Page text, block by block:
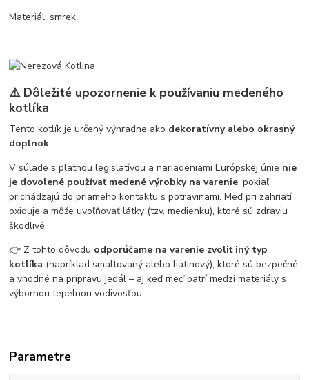
Materiál: smrek.
⚠️ Dôležité upozornenie k používaniu medeného
kotlíka
Tento kotlík je určený výhradne ako dekoratívny alebo okrasný
doplnok.
V súlade s platnou legislatívou a nariadeniami Európskej únie nie
je dovolené používať medené výrobky na varenie, pokiaľ
prichádzajú do priameho kontaktu s potravinami. Meď pri zahriatí
oxiduje a môže uvoľňovať látky (tzv. medienku), ktoré sú zdraviu
škodlivé.
👉 Z tohto dôvodu odporúčame na varenie zvoliť iný typ
kotlíka (napríklad smaltovaný alebo liatinový), ktoré sú bezpečné
a vhodné na prípravu jedál – aj keď meď patrí medzi materiály s
výbornou tepelnou vodivosťou.
Parametre